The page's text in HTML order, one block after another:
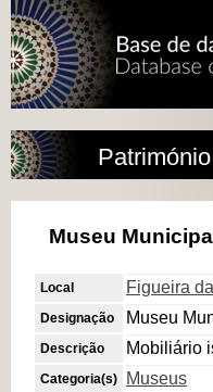
Património
Museu
Local Figueira
Designação Museu
Descrição Mobiliário
Categoria(s) Museus